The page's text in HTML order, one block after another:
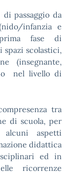
passaggio da
infanzia e
fase di
spazi scolastici,
(insegnante,
nel livello di
tra
di scuola, per
aspetti
didattica
ed in
ricorrenze